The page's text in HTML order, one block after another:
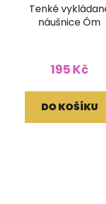
Tenké
náušnice Óm
195 Kč
DO KOŠÍKU